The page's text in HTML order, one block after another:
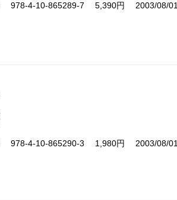
978-4-10-865289-7 5,390円 2003/08/01
978-4-10-865290-3 1,980円 2003/08/01